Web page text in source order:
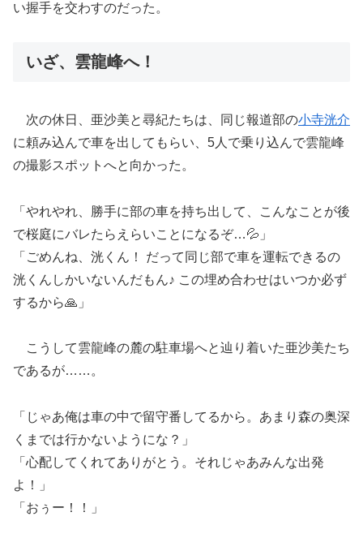
い握手を交わすのだった。
いざ、雲龍峰へ！
次の休日、亜沙美と尋紀たちは、同じ報道部の小寺洸介
に頼み込んで車を出してもらい、5人で乗り込んで雲龍峰
の撮影スポットへと向かった。
「やれやれ、勝手に部の車を持ち出して、こんなことが後
で桜庭にバレたらえらいことになるぞ…💦」
「ごめんね、洸くん！ だって同じ部で車を運転できるの
洸くんしかいないんだもん♪ この埋め合わせはいつか必ず
するから🙏」
こうして雲龍峰の麓の駐車場へと辿り着いた亜沙美たち
であるが……。
「じゃあ俺は車の中で留守番してるから。あまり森の奥深
くまでは行かないようにな？」
「心配してくれてありがとう。それじゃあみんな出発
よ！」
「おぅー！！」